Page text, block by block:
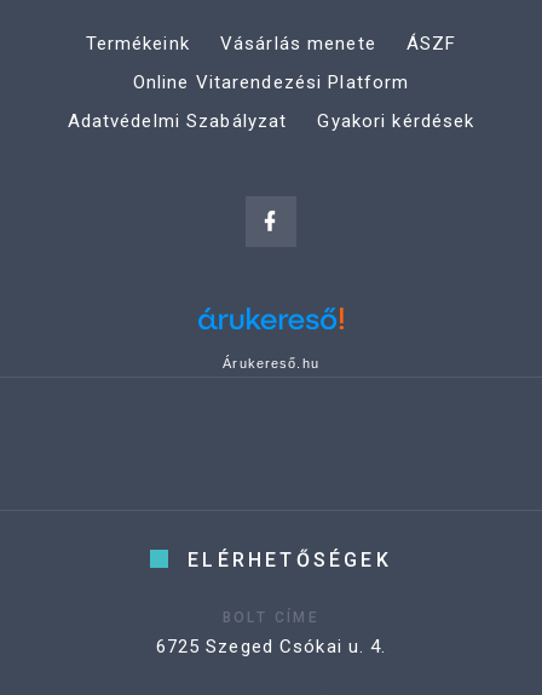
Termékeink Vásárlás menete
ÁSZF
Online Vitarendezési Platform
Adatvédelmi Szabályzat
Gyakori kérdések
Árukereső.hu
ELÉRHETŐSÉGEK
BOLT CÍME
6725 Szeged Csókai u. 4.